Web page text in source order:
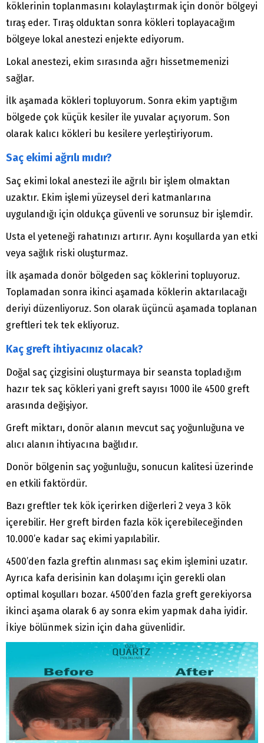
köklerinin toplanmasını kolaylaştırmak için donör bölgeyi
tıraş eder. Tıraş olduktan sonra kökleri toplayacağım
bölgeye lokal anestezi enjekte ediyorum.
Lokal anestezi, ekim sırasında ağrı hissetmemenizi
sağlar.
İlk aşamada kökleri topluyorum. Sonra ekim yaptığım
bölgede çok küçük kesiler ile yuvalar açıyorum. Son
olarak kalıcı kökleri bu kesilere yerleştiriyorum.
Saç ekimi ağrılı mıdır?
Saç ekimi lokal anestezi ile ağrılı bir işlem olmaktan
uzaktır. Ekim işlemi yüzeysel deri katmanlarına
uygulandığı için oldukça güvenli ve sorunsuz bir işlemdir.
Usta el yeteneği rahatınızı artırır. Aynı koşullarda yan etki
veya sağlık riski oluşturmaz.
İlk aşamada donör bölgeden saç köklerini topluyoruz.
Toplamadan sonra ikinci aşamada köklerin aktarılacağı
deriyi düzenliyoruz. Son olarak üçüncü aşamada toplanan
greftleri tek tek ekliyoruz.
Kaç greft ihtiyacınız olacak?
Doğal saç çizgisini oluşturmaya bir seansta topladığım
hazır tek saç kökleri yani greft sayısı 1000 ile 4500 greft
arasında değişiyor.
Greft miktarı, donör alanın mevcut saç yoğunluğuna ve
alıcı alanın ihtiyacına bağlıdır.
Donör bölgenin saç yoğunluğu, sonucun kalitesi üzerinde
en etkili faktördür.
Bazı greftler tek kök içerirken diğerleri 2 veya 3 kök
içerebilir. Her greft birden fazla kök içerebileceğinden
10.000’e kadar saç ekimi yapılabilir.
4500’den fazla greftin alınması saç ekim işlemini uzatır.
Ayrıca kafa derisinin kan dolaşımı için gerekli olan
optimal koşulları bozar. 4500’den fazla greft gerekiyorsa
ikinci aşama olarak 6 ay sonra ekim yapmak daha iyidir.
İkiye bölünmek sizin için daha güvenlidir.